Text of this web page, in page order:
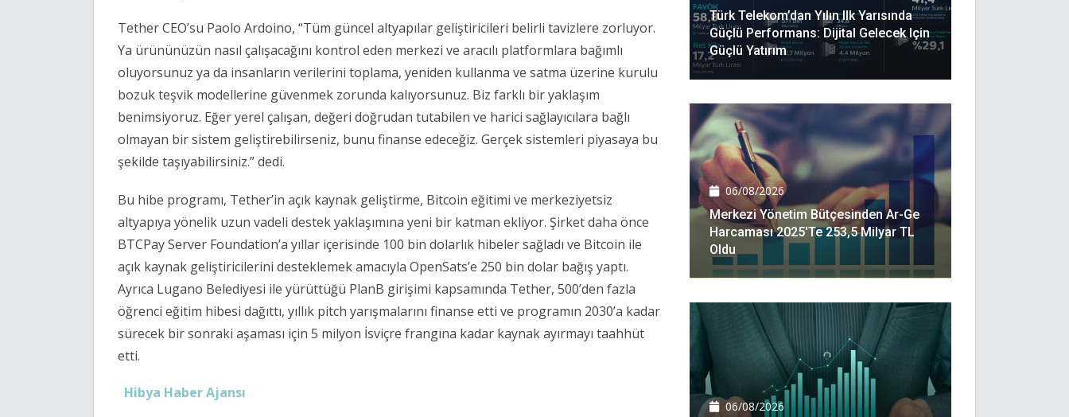
Tether CEO’su Paolo Ardoino, “Tüm güncel altyapılar geliştiricileri belirli tavizlere zorluyor.
Ya ürününüzün nasıl çalışacağını kontrol eden merkezi ve aracılı platformlara bağımlı
oluyorsunuz ya da insanların verilerini toplama, yeniden kullanma ve satma üzerine kurulu
bozuk teşvik modellerine güvenmek zorunda kalıyorsunuz. Biz farklı bir yaklaşım
benimsiyoruz. Eğer yerel çalışan, değeri doğrudan tutabilen ve harici sağlayıcılara bağlı
olmayan bir sistem geliştirebilirseniz, bunu finanse edeceğiz. Gerçek sistemleri piyasaya bu
şekilde taşıyabilirsiniz.” dedi.
Bu hibe programı, Tether’in açık kaynak geliştirme, Bitcoin eğitimi ve merkeziyetsiz
altyapıya yönelik uzun vadeli destek yaklaşımına yeni bir katman ekliyor. Şirket daha önce
BTCPay Server Foundation’a yıllar içerisinde 100 bin dolarlık hibeler sağladı ve Bitcoin ile
açık kaynak geliştiricilerini desteklemek amacıyla OpenSats’e 250 bin dolar bağış yaptı.
Ayrıca Lugano Belediyesi ile yürüttüğü PlanB girişimi kapsamında Tether, 500’den fazla
öğrenci eğitim hibesi dağıttı, yıllık pitch yarışmalarını finanse etti ve programın 2030’a kadar
sürecek bir sonraki aşaması için 5 milyon İsviçre frangına kadar kaynak ayırmayı taahhüt
etti.
Hibya Haber Ajansı
Türk Telekom’dan Yılın Ilk Yarısında
Güçlü Performans: Dijital Gelecek Için
Güçlü Yatırım
06/08/2026
Merkezi Yönetim Bütçesinden Ar-Ge
Harcaması 2025'te 253,5 Milyar TL
Oldu
06/08/2026